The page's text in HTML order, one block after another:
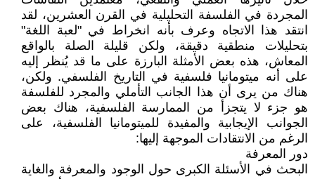
المجردة في الفلسفة التحليلية في القرن العشرين، لقد
انتقد هذا الاتجاه وعرف بأنه انخراط في "لعبة اللغة"
بتحليلات منطقية دقيقة، ولكن قليلة الصلة بالواقع
المعاش، هذه بعض الأمثلة البارزة على ما قد يُنظر إليه
على أنه ميتومانيا فلسفية في التاريخ الفلسفي. ولكن،
هناك من يرى أن هذا الجانب التأملي والمجرد للفلسفة
هو جزء لا يتجزأ من الممارسة الفلسفية، هناك بعض
الجوانب الإيجابية والمفيدة للميتومانيا الفلسفية، على
الرغم من الانتقادات الموجهة إليها:
دور المعرفة
البحث في الأسئلة الكبرى حول الوجود والمعرفة والغاية